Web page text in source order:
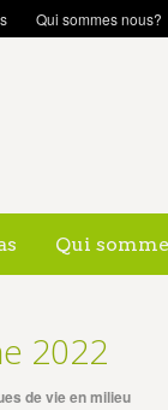
Qui sommes nous?
Qui
2022
de vie en milieu